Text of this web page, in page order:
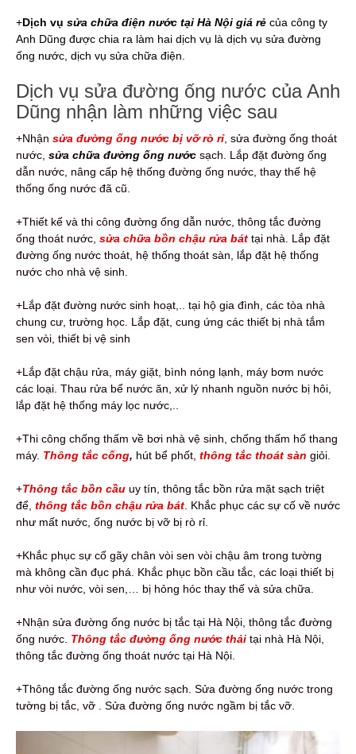
+Dịch vụ sửa chữa điện nước tại Hà Nội giá rẻ của công ty
Anh Dũng được chia ra làm hai dịch vụ là dịch vụ sửa đường
ống nước, dịch vụ sửa chữa điện.
Dịch vụ sửa đường ống nước của Anh
Dũng nhận làm những việc sau
+Nhận sửa đường ống nước bị vỡ rò rỉ, sửa đường ống thoát
nước, sửa chữa đường ống nước sạch. Lắp đặt đường ống
dẫn nước, nâng cấp hệ thống đường ống nước, thay thế hệ
thống ống nước đã cũ.
+Thiết kế và thi công đường ống dẫn nước, thông tắc đường
ống thoát nước, sửa chữa bồn chậu rửa bát tại nhà. Lắp đặt
đường ống nước thoát, hệ thống thoát sàn, lắp đặt hệ thống
nước cho nhà vệ sinh.
+Lắp đặt đường nước sinh hoạt,.. tại hộ gia đình, các tòa nhà
chung cư, trường học. Lắp đặt, cung ứng các thiết bị nhà tắm
sen vòi, thiết bị vệ sinh
+Lắp đặt chậu rửa, máy giặt, bình nóng lạnh, máy bơm nước
các loại. Thau rửa bể nước ăn, xử lý nhanh nguồn nước bị hôi,
lắp đặt hệ thống máy lọc nước,..
+Thi công chống thấm về bơi nhà vệ sinh, chống thấm hố thang
máy. Thông tắc cống, hút bể phốt, thông tắc thoát sàn giỏi.
+Thông tắc bồn cầu uy tín, thông tắc bồn rửa mặt sạch triệt
để, thông tắc bồn chậu rửa bát . Khắc phục các sự cố về nước
như mất nước, ống nước bị vỡ bị rò rỉ.
+Khắc phục sự cố gãy chân vòi sen vòi chậu âm trong tường
mà không cần đục phá. Khắc phục bồn cầu tắc, các loại thiết bị
như vòi nước, vòi sen,… bị hỏng hóc thay thế và sửa chữa.
+Nhận sửa đường ống nước bị tắc tại Hà Nội, thông tắc đường
ống nước. Thông tắc đường ống nước thải tại nhà Hà Nội,
thông tắc đường ống thoát nước tại Hà Nội.
+Thông tắc đường ống nước sạch. Sửa đường ống nước trong
tường bị tắc, vỡ . Sửa đường ống nước ngầm bị tắc vỡ.